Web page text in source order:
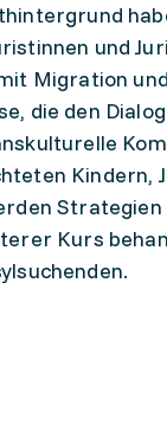
und
Migration
die den
Kindern,
Kurs